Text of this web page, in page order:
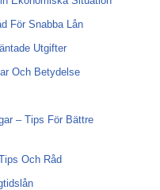
För Snabba Lån
Utgifter
Och Betydelse
– Tips För Bättre
Och Råd